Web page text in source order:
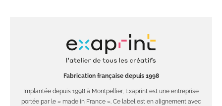
Fabrication française depuis 1998
Implantée depuis 1998 à Montpellier, Exaprint est une entreprise
portée par le « made in France ». Ce label est en alignement avec